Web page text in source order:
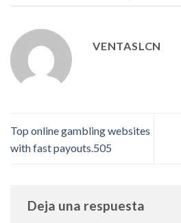
VENTASLCN
Top online gambling websites
with fast payouts.505
Deja una respuesta